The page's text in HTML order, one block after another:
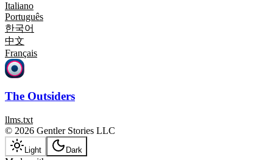
Italiano
Português
한국어
中文
Français
The Outsiders
llms.txt
© 2026 Gentler Stories LLC
Light Dark